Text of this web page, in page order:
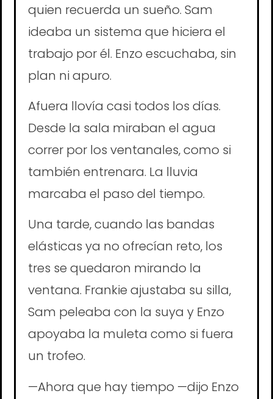
quien recuerda un sueño. Sam
ideaba un sistema que hiciera el
trabajo por él. Enzo escuchaba, sin
plan ni apuro.
Afuera llovía casi todos los días.
Desde la sala miraban el agua
correr por los ventanales, como si
también entrenara. La lluvia
marcaba el paso del tiempo.
Una tarde, cuando las bandas
elásticas ya no ofrecían reto, los
tres se quedaron mirando la
ventana. Frankie ajustaba su silla,
Sam peleaba con la suya y Enzo
apoyaba la muleta como si fuera
un trofeo.
—Ahora que hay tiempo —dijo Enzo